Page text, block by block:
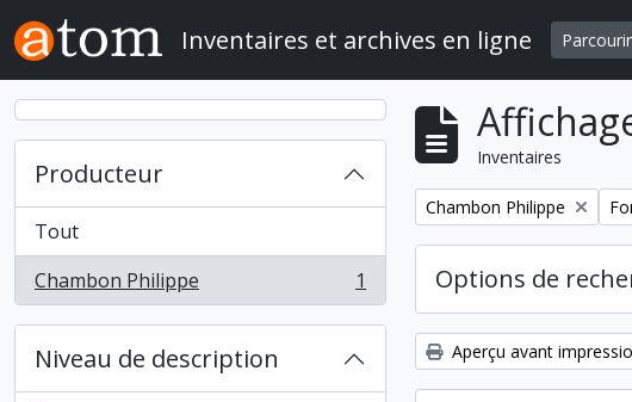
Skip to main content
Inventaires et archives en ligne Parcourir
Producteur
Tout
Chambon Philippe
, 1 résultats 1
Niveau de description
Inventaires
Remove filter:
Chambon Philippe
Options de
Aperçu avant